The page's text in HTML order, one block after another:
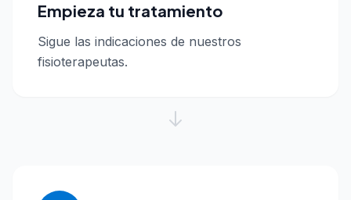
Empieza tu tratamiento
Sigue las indicaciones de nuestros
fisioterapeutas.